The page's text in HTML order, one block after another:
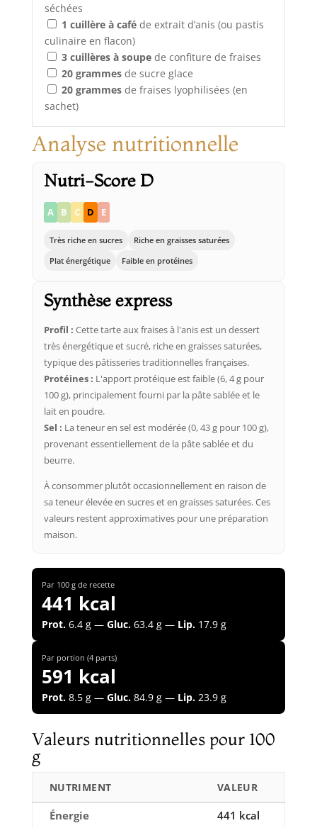
séchées
1 cuillère à caféde extrait d’anis (ou pastis
culinaire en flacon)
3 cuillères à soupede confiture de fraises
20 grammesde sucre glace
20 grammesde fraises lyophilisées (en
sachet)
Analyse nutritionnelle
Nutri-Score D
A B C D E
Très riche en sucres
Riche en graisses saturées
Plat énergétique
Faible en protéines
Synthèse express
Profil : Cette tarte aux fraises à l'anis est un dessert
très énergétique et sucré, riche en graisses saturées,
typique des pâtisseries traditionnelles françaises.
Protéines : L'apport protéique est faible (6, 4 g pour
100 g), principalement fourni par la pâte sablée et le
lait en poudre.
Sel : La teneur en sel est modérée (0, 43 g pour 100 g),
provenant essentiellement de la pâte sablée et du
beurre.
À consommer plutôt occasionnellement en raison de
sa teneur élevée en sucres et en graisses saturées. Ces
valeurs restent approximatives pour une préparation
maison.
Par 100 g de recette
441 kcal
Prot.6.4 g — Gluc.63.4 g — Lip.17.9 g
Par portion (4 parts)
591 kcal
Prot.8.5 g — Gluc.84.9 g — Lip.23.9 g
Valeurs nutritionnelles pour 100
g
NUTRIMENT VALEUR
Énergie 441 kcal